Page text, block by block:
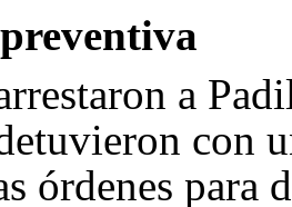
a
con
órdenes para